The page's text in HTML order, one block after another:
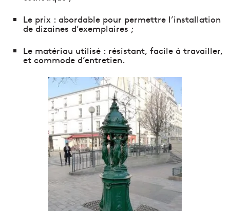
Le prix : abordable pour permettre l’installation
de dizaines d’exemplaires ;
Le matériau utilisé : résistant, facile à travailler,
et commode d’entretien.